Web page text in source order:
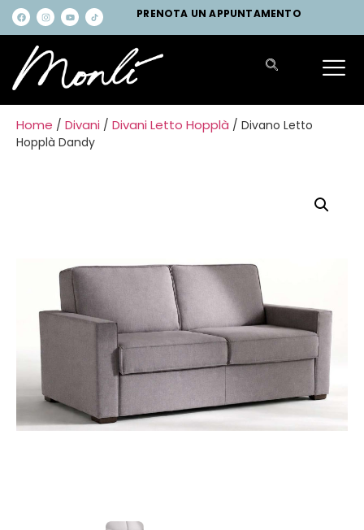
PRENOTA UN APPUNTAMENTO
Home / Divani / Divani Letto Hopplà / Divano Letto
Hopplà Dandy